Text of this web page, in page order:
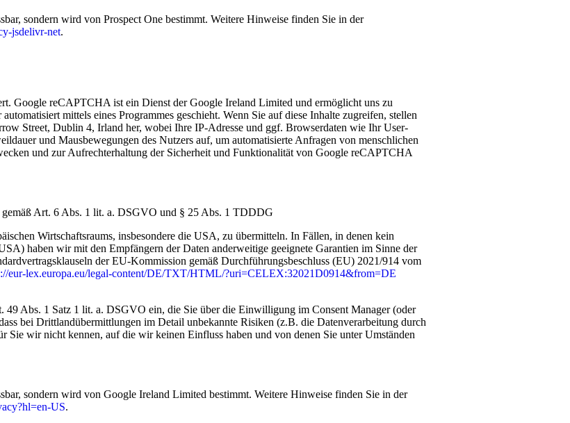
sondern wird von Prospect One bestimmt. Weitere Hinweise finden Sie in der
jsdelivr-net.
Google reCAPTCHA ist ein Dienst der Google Ireland Limited und ermöglicht uns zu
mittels eines Programmes geschieht. Wenn Sie auf diese Inhalte zugreifen, stellen
Street, Dublin 4, Irland her, wobei Ihre IP-Adresse und ggf. Browserdaten wie Ihr User-
und Mausbewegungen des Nutzers auf, um automatisierte Anfragen von menschlichen
und zur Aufrechterhaltung der Sicherheit und Funktionalität von Google reCAPTCHA
Art. 6 Abs. 1 lit. a. DSGVO und § 25 Abs. 1 TDDDG
Wirtschaftsraums, insbesondere die USA, zu übermitteln. In Fällen, in denen kein
haben wir mit den Empfängern der Daten anderweitige geeignete Garantien im Sinne der
der EU-Kommission gemäß Durchführungsbeschluss (EU) 2021/914 vom
eur-lex.europa.eu/legal-content/DE/TXT/HTML/?uri=CELEX:32021D0914&from=DE
Abs. 1 Satz 1 lit. a. DSGVO ein, die Sie über die Einwilligung im Consent Manager (oder
bei Drittlandübermittlungen im Detail unbekannte Risiken (z.B. die Datenverarbeitung durch
Sie wir nicht kennen, auf die wir keinen Einfluss haben und von denen Sie unter Umständen
sondern wird von Google Ireland Limited bestimmt. Weitere Hinweise finden Sie in der
US.